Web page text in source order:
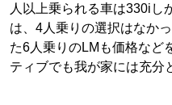
人以上乗られる車は330iし
は、4人乗りの選択はなか
た6人乗りのLMも価格など
ティブでも我が家には充分